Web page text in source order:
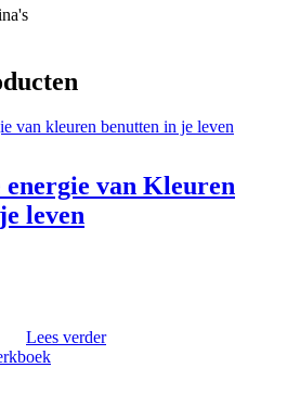
energie van Kleuren
leven
Lees verder